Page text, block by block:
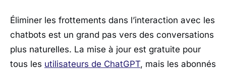
Éliminer les frottements dans l’interaction avec les
chatbots est un grand pas vers des conversations
plus naturelles. La mise à jour est gratuite pour
tous les utilisateurs de ChatGPT, mais les abonnés